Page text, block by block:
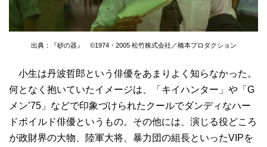
出典：『砂の器』 ©1974・2005 松竹株式会社／橋本プロダクション
小生は丹波哲郎という俳優をあまりよく知らなかった。
何となく抱いていたイメージは、「キイハンター」や「G
メン’75」などで印象づけられたクールでダンディなハー
ドボイルド俳優というもの。その他には、演じる役どころ
が政財界の大物、陸軍大将、暴力団の組長といったVIPを